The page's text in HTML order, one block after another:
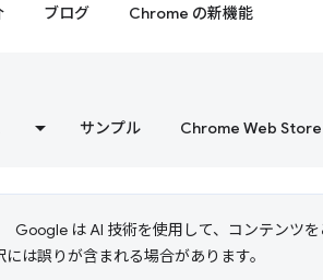
ブログ Chrome の新機能
サンプル Chrome Web Store
Google は AI 技術を使用して、コンテンツ
は誤りが含まれる場合があります。